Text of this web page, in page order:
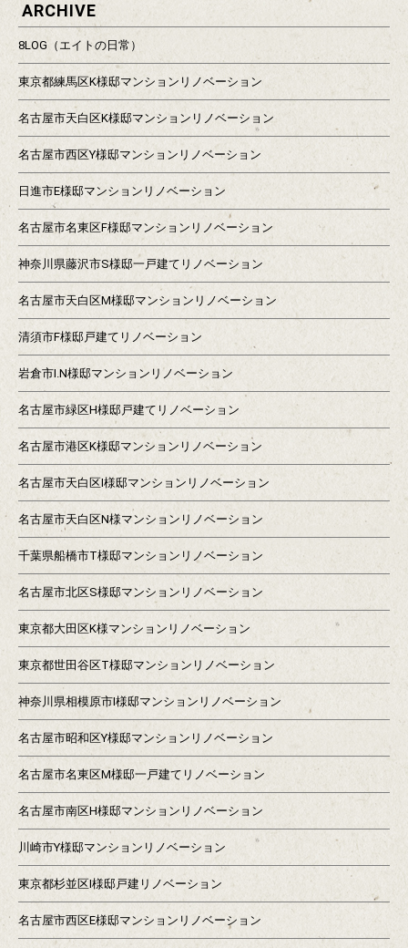
ARCHIVE
8LOG（エイトの日常）
東京都練馬区K様邸マンションリノベーション
名古屋市天白区K様邸マンションリノベーション
名古屋市西区Y様邸マンションリノベーション
日進市E様邸マンションリノベーション
名古屋市名東区F様邸マンションリノベーション
神奈川県藤沢市S様邸一戸建てリノベーション
名古屋市天白区M様邸マンションリノベーション
清須市F様邸戸建てリノベーション
岩倉市I.N様邸マンションリノベーション
名古屋市緑区H様邸戸建てリノベーション
名古屋市港区K様邸マンションリノベーション
名古屋市天白区I様邸マンションリノベーション
名古屋市天白区N様マンションリノベーション
千葉県船橋市T様邸マンションリノベーション
名古屋市北区S様邸マンションリノベーション
東京都大田区K様マンションリノベーション
東京都世田谷区T様邸マンションリノベーション
神奈川県相模原市I様邸マンションリノベーション
名古屋市昭和区Y様邸マンションリノベーション
名古屋市名東区M様邸一戸建てリノベーション
名古屋市南区H様邸マンションリノベーション
川崎市Y様邸マンションリノベーション
東京都杉並区I様邸戸建リノベーション
名古屋市西区E様邸マンションリノベーション